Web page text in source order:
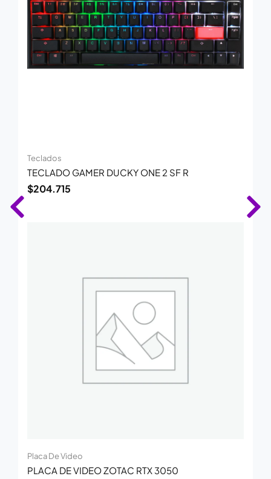
Teclados
TECLADO GAMER DUCKY ONE 2 SF R
$204.715
Placa De Video
PLACA DE VIDEO ZOTAC RTX 3050